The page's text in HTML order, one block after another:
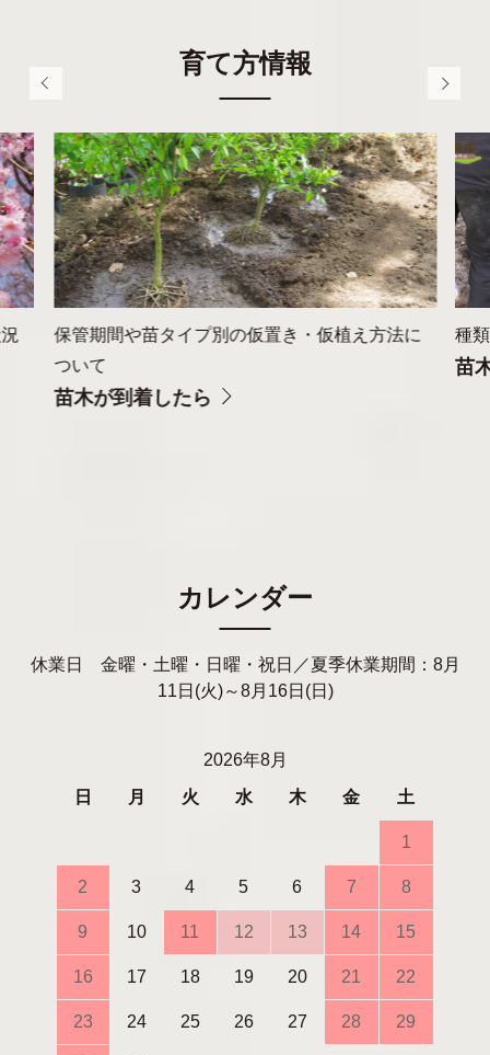
育て方情報
保管期間や苗タイプ別の仮置き・仮植え方法に
ついて
苗木が到着したら
種
苗
カレンダー
休業日 金曜・土曜・日曜・祝日／夏季休業期間：8月
11日(火)～8月16日(日)
2026年8月
日
月 火 水 木 金 土
1
2 3 4 5 6 7 8
9 10 11 12 13 14 15
16 17 18 19 20 21 22
23 24 25 26 27 28 29